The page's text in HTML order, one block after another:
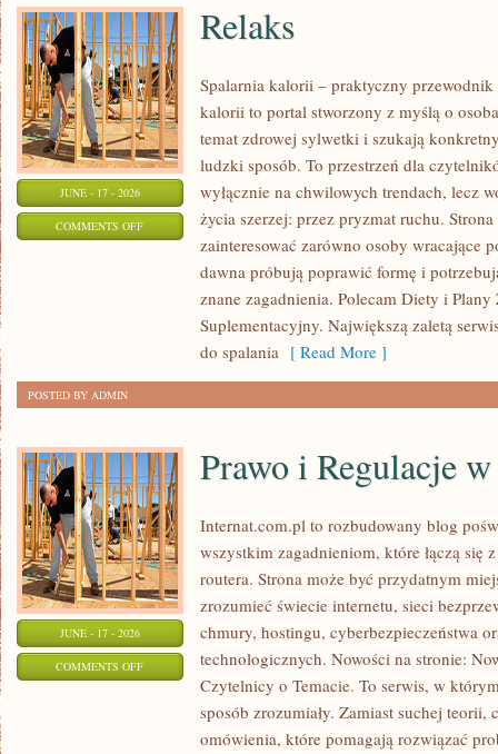
JUNE - 17 - 2026
COMMENTS OFFON
Relaks
Spalarnia kalorii – praktyczny
kalorii to portal stworzony z myślą o
temat zdrowej sylwetki i szukają
ludzki sposób. To przestrzeń dla
wyłącznie na chwilowych trendach, lecz
życia szerzej: przez pryzmat ruchu.
zainteresować zarówno osoby wracające
dawna próbują poprawić formę i
znane zagadnienia. Polecam Diety i
Suplementacyjny. Największą zaletą
do spalania [ Read More ]
POSTED BY ADMIN
JUNE - 17 - 2026
COMMENTS OFFON
REGULACJE
Prawo i Regulacje
Internat.com.pl to rozbudowany blog
wszystkim zagadnieniom, które łączą się
routera. Strona może być przydatnym
zrozumieć świecie internetu, sieci
chmury, hostingu, cyberbezpieczeństwa
technologicznych. Nowości na stronie:
Czytelnicy o Temacie. To serwis, w
sposób zrozumiały. Zamiast suchej
omówienia, które pomagają rozwiązać